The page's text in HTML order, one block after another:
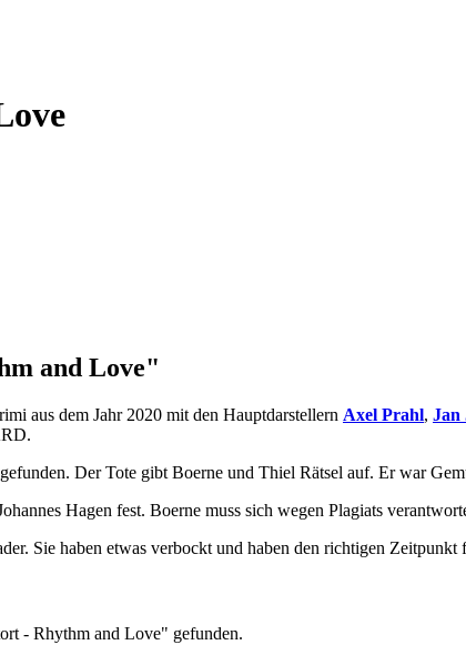
and Love"
aus dem Jahr 2020 mit den Hauptdarstellern Axel Prahl, Jan
Der Tote gibt Boerne und Thiel Rätsel auf. Er war
Hagen fest. Boerne muss sich wegen Plagiats
Sie haben etwas verbockt und haben den richtigen Zeitpunkt
- Rhythm and Love" gefunden.